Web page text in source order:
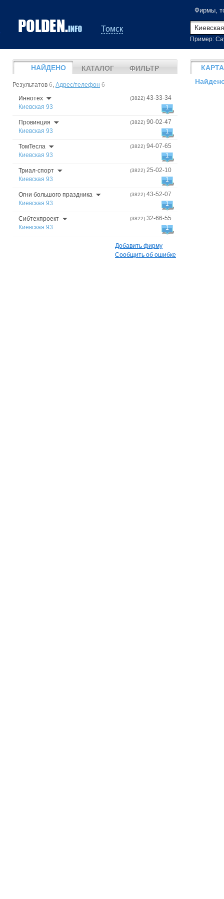
Томск
Фирмы,
Пример:
НАЙДЕНО КАТАЛОГ ФИЛЬТР
Результатов 6, Адрес/телефон 6
Иннотех
Киевская 93
(3822) 43-33-34
1
Провинция
Киевская 93
(3822) 90-02-47
1
ТомТесла
Киевская 93
(3822) 94-07-65
1
Триал-спорт
Киевская 93
(3822) 25-02-10
1
Огни большого праздника
Киевская 93
(3822) 43-52-07
1
Сибтехпроект
Киевская 93
(3822) 32-66-55
1
Добавить фирму
Сообщить об ошибке
КАРТА